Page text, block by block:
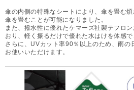
傘の内側の特殊なシートにより、傘を畳む
傘を畳むことが可能になりました。
また、撥水性に優れたケマーズ社製テフロ
おり、軽く振るだけで優れた水はけを体感で
さらに、UVカット率90％以上のため、雨の
お使いいただけます。